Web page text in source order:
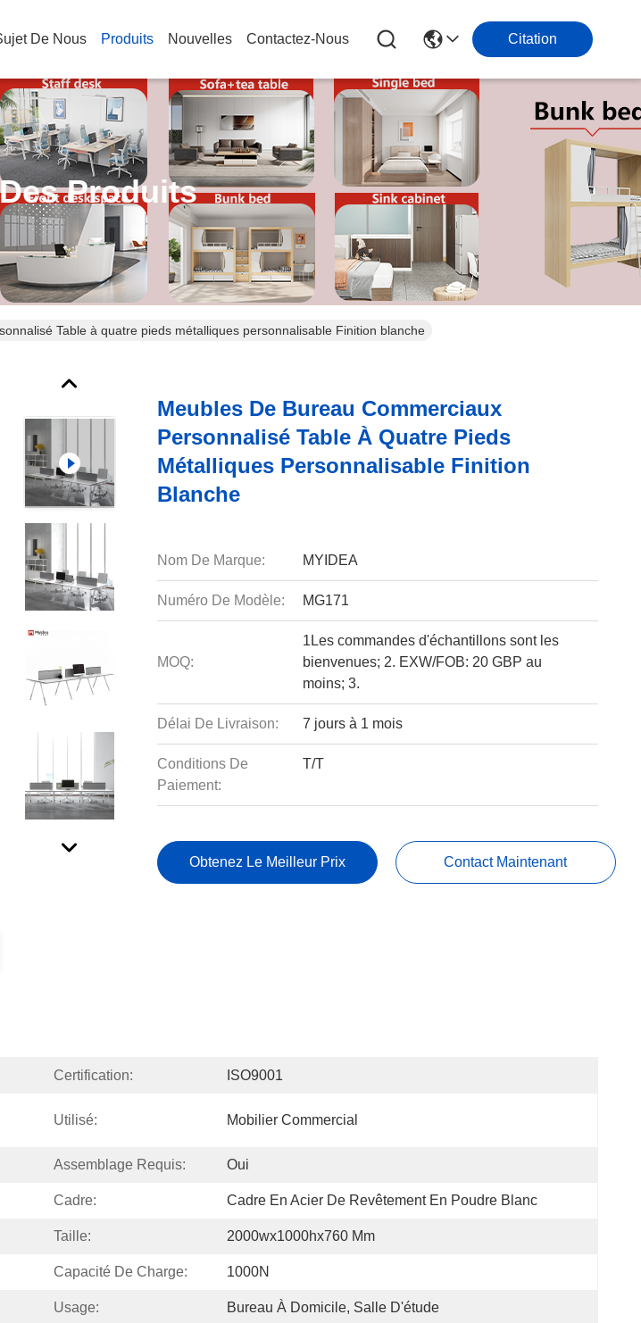
De Nous Produits Nouvelles Contactez-Nous Citation
Produits
Table à quatre pieds métalliques personnalisable Finition blanche
Meubles De Bureau Commerciaux
Personnalisé Table À Quatre Pieds
Métalliques Personnalisable Finition
Blanche
Nom De Marque: MYIDEA
Numéro De Modèle: MG171
MOQ:
1Les commandes d'échantillons sont les
bienvenues; 2. EXW/FOB: 20 GBP au
moins; 3.
Délai De Livraison: 7 jours à 1 mois
Conditions De
Paiement:
T/T
Obtenez Le Meilleur Prix Contact Maintenant
Certification: ISO9001
Utilisé: Mobilier Commercial
Assemblage Requis: Oui
Cadre: Cadre En Acier De Revêtement En Poudre Blanc
Taille: 2000wx1000hx760 Mm
Capacité De Charge: 1000N
Usage: Bureau À Domicile, Salle D'étude